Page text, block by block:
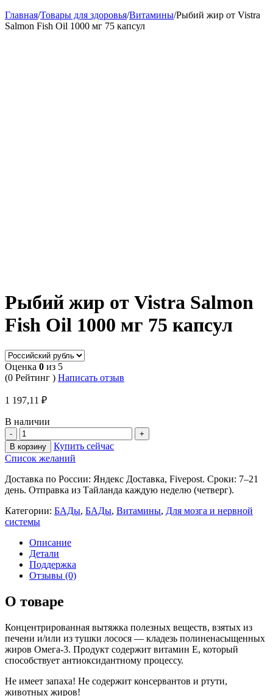
Главная/Товары для здоровья/Витамины/Рыбий жир от Vistra
Salmon Fish Oil 1000 мг 75 капсул
Рыбий жир от Vistra Salmon
Fish Oil 1000 мг 75 капсул
Оценка 0 из 5
(0 Рейтинг ) Написать отзыв
1 197,11 ₽
В наличии
В корзину
Купить сейчас
Список желаний
Доставка по России: Яндекс Доставка, Fivepost. Сроки: 7–21
день. Отправка из Тайланда каждую неделю (четверг).
Категории: БАДы, БАДы, Витамины, Для мозга и нервной
системы
Описание
Детали
Поддержка
Отзывы (0)
О товаре
Концентрированная вытяжка полезных веществ, взятых из
печени и/или из тушки лосося — кладезь полиненасыщенных
жиров Омега-3. Продукт содержит витамин Е, который
способствует антиоксидантному процессу.
Не имеет запаха! Не содержит консервантов и ртути,
животных жиров!